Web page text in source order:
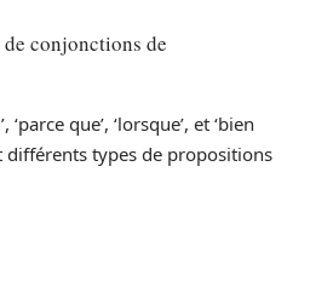
de conjonctions de
que’, ‘lorsque’, et ‘bien
différents types de propositions